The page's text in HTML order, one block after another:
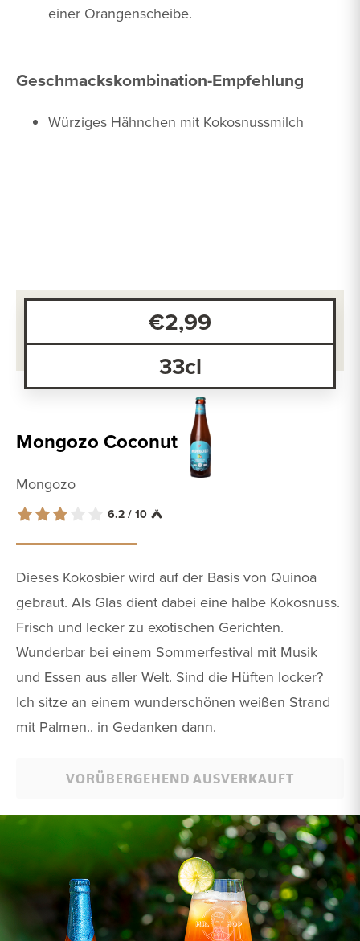
einer Orangenscheibe.
Geschmackskombination-Empfehlung
Würziges Hähnchen mit Kokosnussmilch
Mongozo Coconut
Mongozo
6.2 / 10
Dieses Kokosbier wird auf der Basis von Quinoa
gebraut. Als Glas dient dabei eine halbe Kokosnuss.
Frisch und lecker zu exotischen Gerichten.
Wunderbar bei einem Sommerfestival mit Musik
und Essen aus aller Welt. Sind die Hüften locker?
Ich sitze an einem wunderschönen weißen Strand
mit Palmen.. in Gedanken dann.
VORÜBERGEHEND AUSVERKAUFT
€2,99
33cl